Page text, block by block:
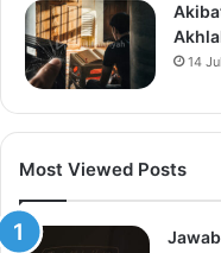
14
Most Viewed Posts